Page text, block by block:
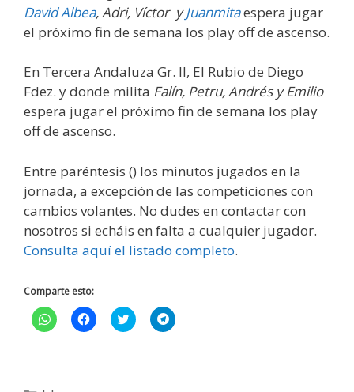
David Albea, Adri, Víctor yJuanmitaespera jugar
el próximo fin de semana los play off de ascenso.
En Tercera Andaluza Gr. II, El Rubio de Diego
Fdez. y donde milita Falín, Petru, Andrés y Emilio
espera jugar el próximo fin de semana los play
off de ascenso.
Entre paréntesis () los minutos jugados en la
jornada, a excepción de las competiciones con
cambios volantes. No dudes en contactar con
nosotros si echáis en falta a cualquier jugador.
Consulta aquí el listado completo.
Comparte esto:
H
a
p
H
a
H
a
H
a